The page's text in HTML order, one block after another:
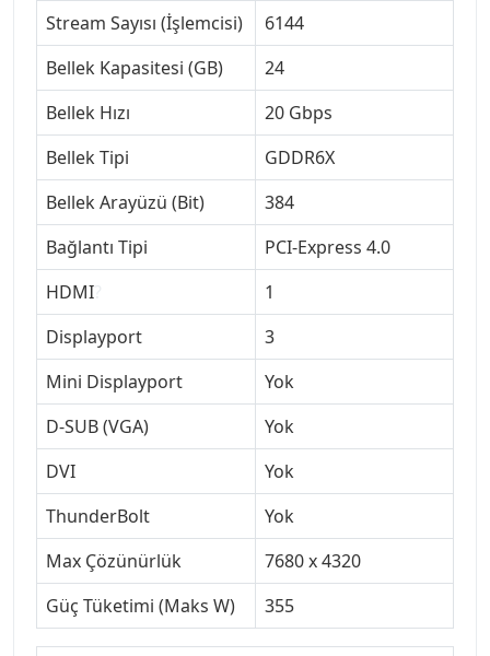
Stream Sayısı (İşlemcisi)
6144
Bellek Kapasitesi (GB)
24
Bellek Hızı
20 Gbps
Bellek Tipi
GDDR6X
Bellek Arayüzü (Bit)
384
Bağlantı Tipi
PCI-Express 4.0
HDMI
1
Displayport
3
Mini Displayport
Yok
D-SUB (VGA)
Yok
DVI
Yok
ThunderBolt
Yok
Max Çözünürlük
7680 x 4320
Güç Tüketimi (Maks W)
355